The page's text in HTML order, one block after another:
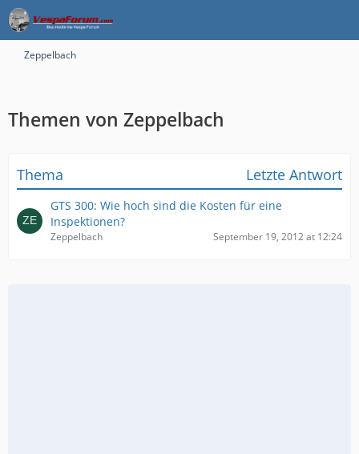
Zeppelbach
Themen von Zeppelbach
Thema Letzte Antwort
GTS 300: Wie hoch sind die Kosten für eine
Inspektionen?
Zeppelbach September 19, 2012 at 12:24